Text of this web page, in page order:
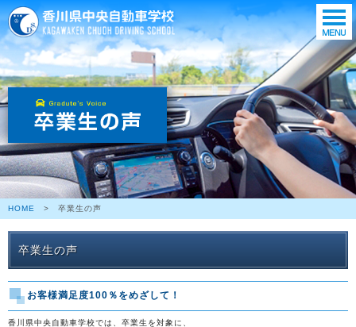
HOME > 卒業生の声
卒業生の声
お客様満足度100％をめざして！
香川県中央自動車学校では、卒業生を対象に、